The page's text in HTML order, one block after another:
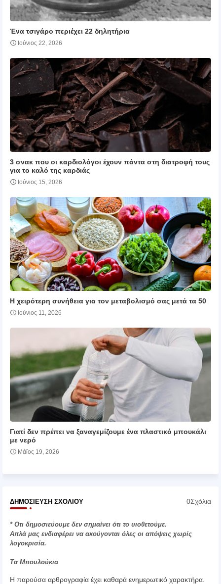
Ένα τσιγάρο περιέχει 22 δηλητήρια
Ιούνιος 22, 2026
3 σνακ που οι καρδιολόγοι έχουν πάντα στη διατροφή τους
για το καλό της καρδιάς
Ιούνιος 15, 2026
Η χειρότερη συνήθεια για τον μεταβολισμό σας μετά τα 50
Ιούνιος 11, 2026
Γιατί δεν πρέπει να ξαναγεμίζουμε ένα πλαστικό μπουκάλι
με νερό
Μάϊος 19, 2026
ΔΗΜΟΣΊΕΥΣΗ ΣΧΟΛΊΟΥ 0Σχόλια
* Οτι δημοσιεύουμε δεν σημαίνει ότι το υιοθετούμε.
Απλά μας ενδιαφέρει να ακούγονται όλες οι απόψεις χωρίς
λογοκρισία.
Τα Μπουλούκια
Η παρούσα αρθρογραφία έχει καθαρά ενημερωτικό χαρακτήρα.